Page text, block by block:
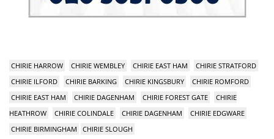
CHIRIE HARROW CHIRIE WEMBLEY CHIRIE EAST HAM
CHIRIE STRATFORD
CHIRIE ILFORD
CHIRIE BARKING CHIRIE KINGSBURY
CHIRIE ROMFORD
CHIRIE EAST HAM
CHIRIE DAGENHAM CHIRIE FOREST GATE
CHIRIE
HEATHROW
CHIRIE COLINDALE CHIRIE DAGENHAM
CHIRIE EDGWARE
CHIRIE BIRMINGHAM
CHIRIE SLOUGH